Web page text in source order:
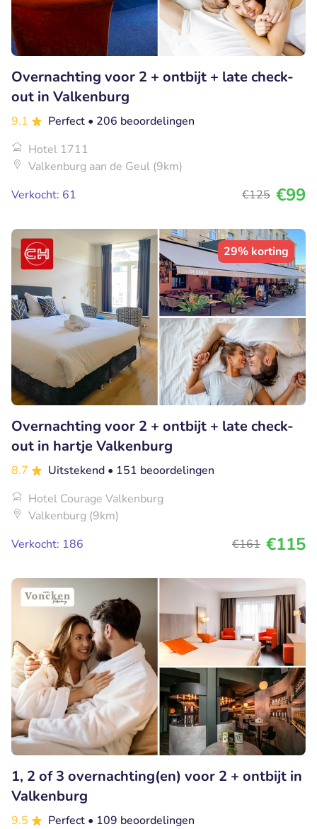
Overnachting voor 2 + ontbijt + late check-
out in Valkenburg
9.1 Perfect • 206 beoordelingen
Hotel 1711
Valkenburg aan de Geul (9km)
Verkocht: 61
€125 €99
29% korting
Overnachting voor 2 + ontbijt + late check-
out in hartje Valkenburg
8.7 Uitstekend • 151 beoordelingen
Hotel Courage Valkenburg
Valkenburg (9km)
Verkocht: 186
€161 €115
1, 2 of 3 overnachting(en) voor 2 + ontbijt in
Valkenburg
9.5 Perfect • 109 beoordelingen